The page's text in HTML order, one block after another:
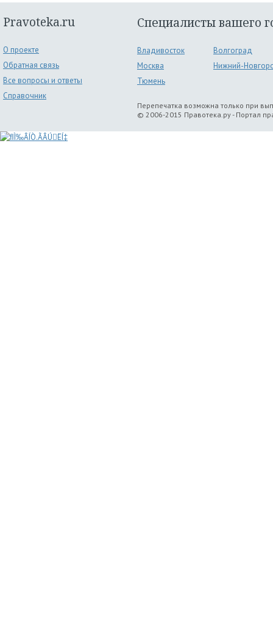
Pravoteka.ru
О проекте
Обратная связь
Все вопросы и ответы
Справочник
Специалисты вашего
Владивосток
Волгоград
Москва
Нижний-
Тюмень
Перепечатка возможна только при
© 2006-2015 Правотека.ру - Портал